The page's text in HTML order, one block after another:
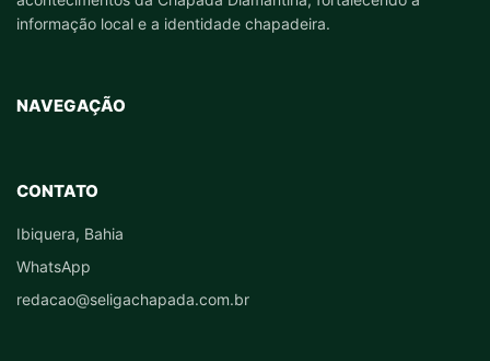
informação local e a identidade chapadeira.
NAVEGAÇÃO
CONTATO
Ibiquera, Bahia
WhatsApp
redacao@seligachapada.com.br